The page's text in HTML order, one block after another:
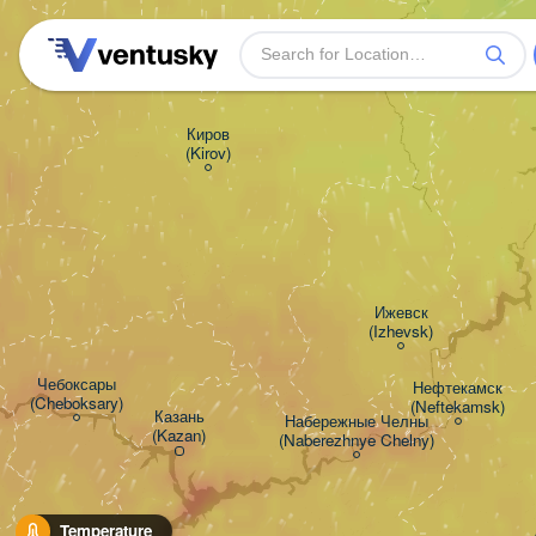
Temperature
Казань
(Kazan)
Ижевск
(Izhevsk)
Киров
(Kirov)
Нефтекамск
(Neftekamsk)
Чебоксары
(Cheboksary)
Набережные Челны
(Naberezhnye Chelny)